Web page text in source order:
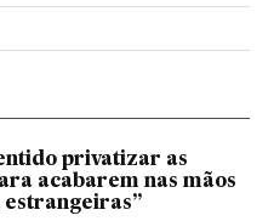
Instagram
en Facebook
privatizar as
acabarem nas mãos
estrangeiras”